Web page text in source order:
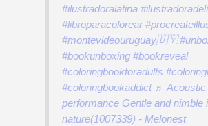
#ilustradoralatina
#libroparacolorear
#montevideouruguay🇺🇾
#bookunboxing #bookreveal
#coloringbookforadults
#coloringbookaddict ♬ Acoustic
performance Gentle and nimble
nature(1007339) - Melonest